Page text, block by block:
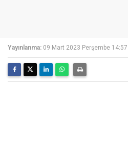
Yayınlanma: 09 Mart 2023 Perşembe 14:57